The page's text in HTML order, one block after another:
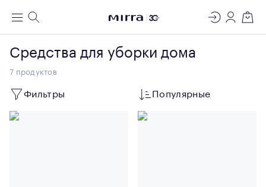
Меню Поиск
ЛАБОРАТОРИЯ
МОЛЕКУЛЯРНОЙ КОСМЕТОЛОГИИ
Регистрация
Вход
Средства для уборки дома
7 продуктов
Фильтры Популярные